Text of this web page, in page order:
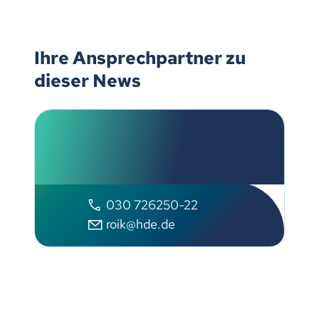
Ihre Ansprechpartner zu
dieser News
030 726250-22
roik@hde.de